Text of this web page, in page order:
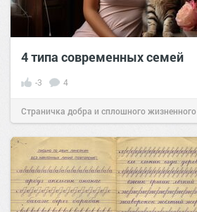
4 типа современных семей
-3 4
Страничка добра и сплошного жизненного
позитива!09:0027 июл 2023